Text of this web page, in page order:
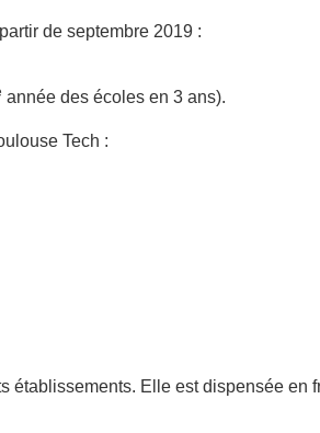
de septembre 2019 :
année des écoles en 3 ans).
Tech :
établissements. Elle est dispensée en